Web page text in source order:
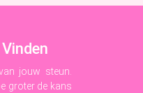
jouw steun.
groter de kans